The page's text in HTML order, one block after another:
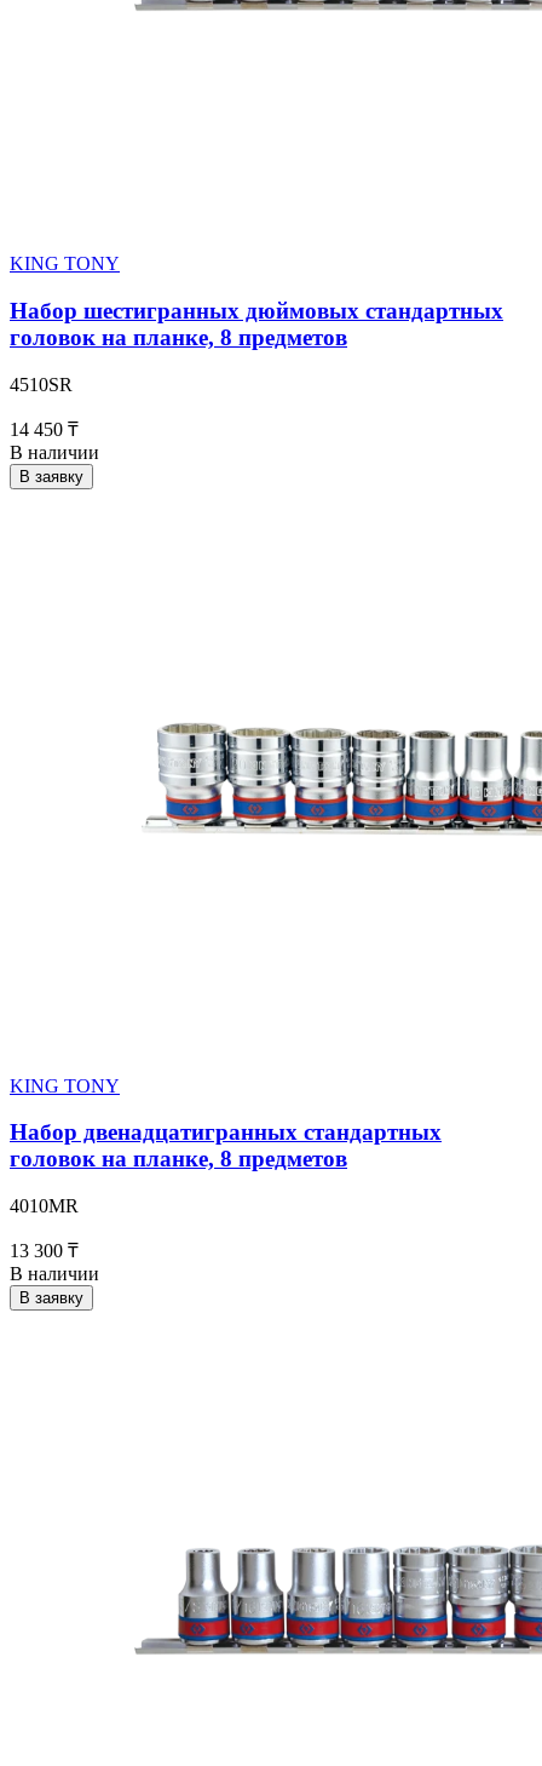
KING TONY
Набор шестигранных дюймовых стандартных
головок на планке, 8 предметов
4510SR
14 450 ₸
В наличии
В заявку
KING TONY
Набор двенадцатигранных стандартных
головок на планке, 8 предметов
4010MR
13 300 ₸
В наличии
В заявку